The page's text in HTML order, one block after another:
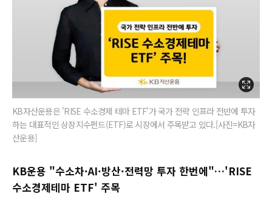
KB자산운용은 'RISE 수소경제 테마 ETF'가 국가 전략 인프라 전반에 투자
하는 대표적인 상장지수펀드(ETF)로 시장에서 주목받고 있다.[사진=KB자
산운용]
KB운용 "수소차·AI·방산·전력망 투자 한번에"…'RISE
수소경제테마 ETF' 주목